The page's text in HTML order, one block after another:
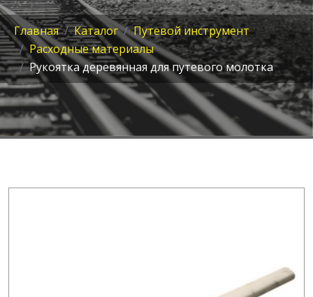
Главная Каталог
Путевой инструмент
Расходные материалы
Рукоятка деревянная для путевого молотка